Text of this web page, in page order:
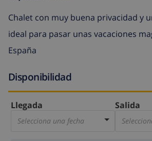
Chalet con muy buena privacidad y
ideal para pasar unas vacaciones
España
Disponibilidad
Llegada
Selecciona una fecha
Salida